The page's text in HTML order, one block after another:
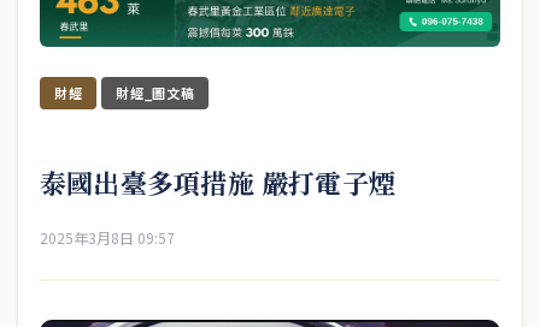
財經 財經_圖文稿
泰國出臺多項措施 嚴打電子煙
2025年3月8日 09:57